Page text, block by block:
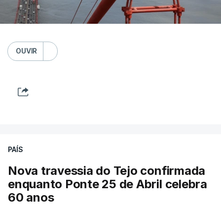
OUVIR
PAÍS
Nova travessia do Tejo confirmada
enquanto Ponte 25 de Abril celebra
60 anos